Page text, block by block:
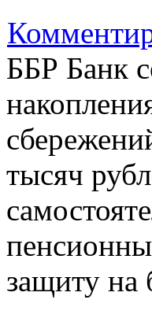
ББР Банк
тысяч
защиту на